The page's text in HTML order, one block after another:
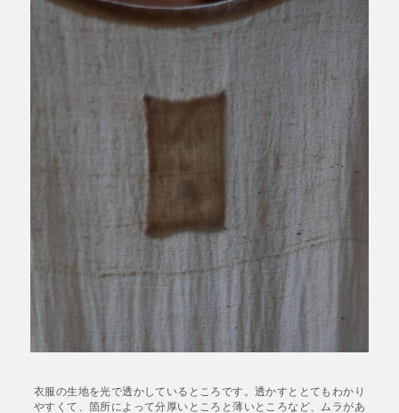
衣服の生地を光で透かしているところです。透かすととてもわかり
やすくて、箇所によって分厚いところと薄いところなど、ムラがあ